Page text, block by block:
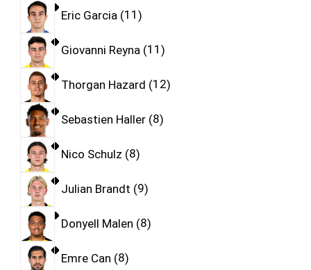
Eric Garcia 11
Giovanni Reyna 11
Thorgan Hazard 12
Sebastien Haller 8
Nico Schulz 8
Julian Brandt 9
Donyell Malen 8
Emre Can 8